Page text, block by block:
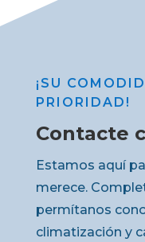
¡SU
PRIORIDAD!
Contacte
Estamos aquí
merece.
permítanos
climatización y